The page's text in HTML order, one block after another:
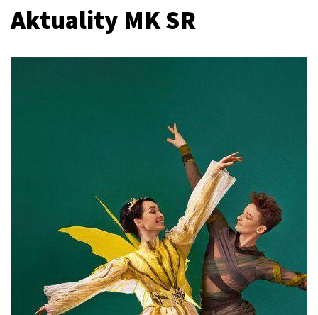
Aktuality MK SR